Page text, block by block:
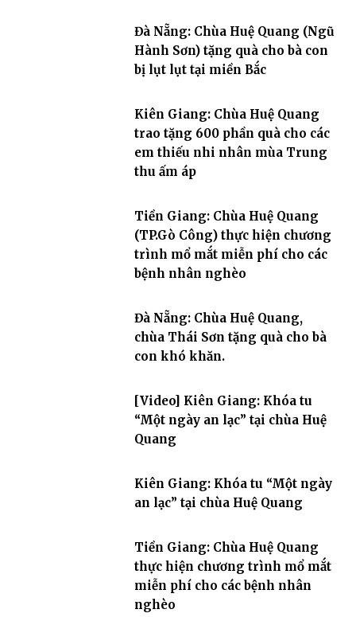
Đà Nẵng: Chùa Huệ Quang (Ngũ
Hành Sơn) tặng quà cho bà con
bị lụt lụt tại miền Bắc
Kiên Giang: Chùa Huệ Quang
trao tặng 600 phần quà cho các
em thiếu nhi nhân mùa Trung
thu ấm áp
Tiền Giang: Chùa Huệ Quang
(TP.Gò Công) thực hiện chương
trình mổ mắt miễn phí cho các
bệnh nhân nghèo
Đà Nẵng: Chùa Huệ Quang,
chùa Thái Sơn tặng quà cho bà
con khó khăn.
[Video] Kiên Giang: Khóa tu
“Một ngày an lạc” tại chùa Huệ
Quang
Kiên Giang: Khóa tu “Một ngày
an lạc” tại chùa Huệ Quang
Tiền Giang: Chùa Huệ Quang
thực hiện chương trình mổ mắt
miễn phí cho các bệnh nhân
nghèo